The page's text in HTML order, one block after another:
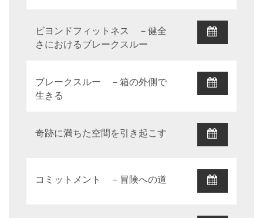
ビヨンドフィットネス －健全
さにおけるブレークスルー
ブレークスルー －箱の外側で
生きる
奇跡に満ちた空間を引き起こす
コミットメント －冒険への道